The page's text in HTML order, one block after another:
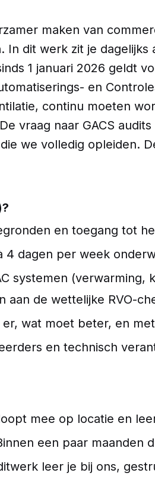
maken van
dit werk zit je
1 januari 2026 geldt
en
continu moeten
vraag naar GACS
we volledig opleiden.
en toegang tot
dagen per week
systemen
aan de wettelijke RVO-
wat moet beter, en
en technisch
mee op locatie en
een paar maanden
leer je bij ons,